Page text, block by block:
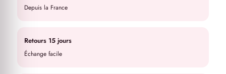
Depuis la France
Retours 15 jours
Échange facile